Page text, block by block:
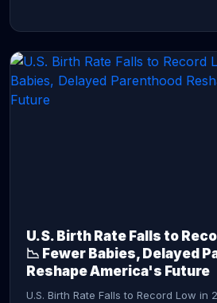
U.S. Birth Rate Falls to
📉 Fewer Babies, Delayed
Reshape America's Future
U.S. Birth Rate Falls to Record Low in